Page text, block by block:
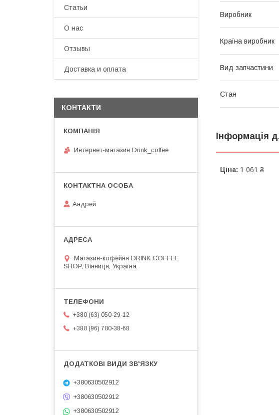
Виробник
Країна виробник
Вид запчастини
Стан
Інформація
Ціна: 1 061 ₴
Статьи
О нас
Отзывы
Доставка и оплата
КОНТАКТИ
Интернет-магазин Drink_coffee
Андрей
Магазин-кофейня DRINK COFFEE
SHOP, Вінниця, Україна
+380 (63) 050-29-12
+380 (96) 700-38-68
+380630502912
+380630502912
+380630502912